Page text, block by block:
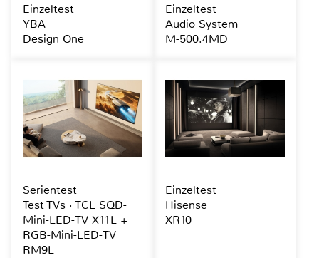
Einzeltest
YBA
Design One
Einzeltest
Audio System
M-500.4MD
Serientest
Test TVs · TCL SQD-
Mini-LED-TV X11L +
RGB-Mini-LED-TV
RM9L
Einzeltest
Hisense
XR10